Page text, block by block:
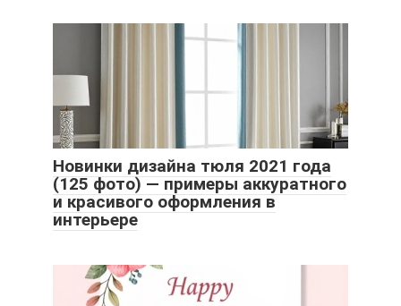
Новинки дизайна тюля 2021 года
(125 фото) — примеры аккуратного
и красивого оформления в
интерьере